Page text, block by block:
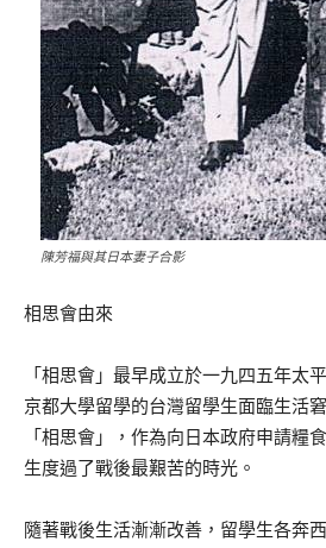
陳芳福與其日本妻子合影
相思會由來
「相思會」最早成立於一九四五年太
京都大學留學的台灣留學生面臨生活
「相思會」，作為向日本政府申請糧
生度過了戰後最艱苦的時光。
隨著戰後生活漸漸改善，留學生各奔